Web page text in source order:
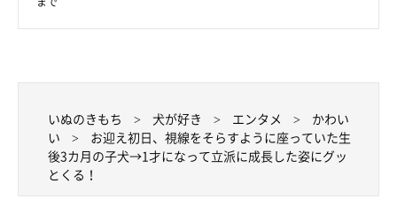
切な“娘”
いぬのきもち 犬が好き エンタメ
かわい
い
お迎え初日、視線をそらすように座っていた生
後3カ月の子犬→1才になって立派に成長した姿にグッ
とくる！